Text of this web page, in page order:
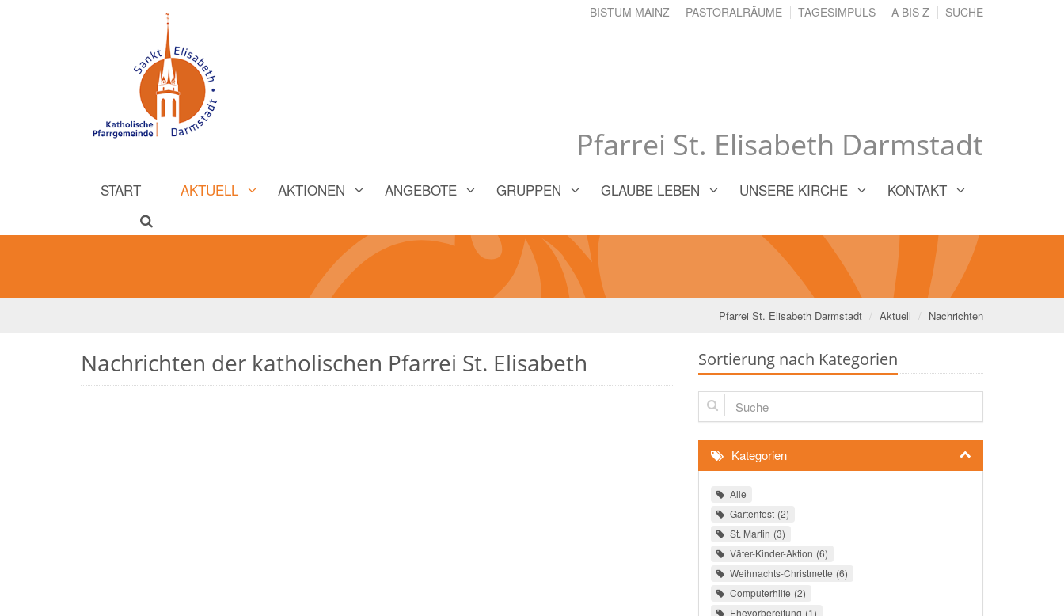
Pfarrei St. Elisabeth Darmstadt
BISTUM MAINZ PASTORALRÄUME TAGESIMPULS A BIS Z SUCHE
START AKTUELL AKTIONEN ANGEBOTE GRUPPEN GLAUBE LEBEN UNSERE KIRCHE KONTAKT
Pfarrei St. Elisabeth Darmstadt Aktuell Nachrichten
Nachrichten der katholischen Pfarrei St. Elisabeth Sortierung nach Kategorien
Suche
Kategorien
Alle
Gartenfest 2
St. Martin 3
Väter-Kinder-Aktion 6
Weihnachts-Christmette 6
Computerhilfe 2
Ehevorbereitung 1